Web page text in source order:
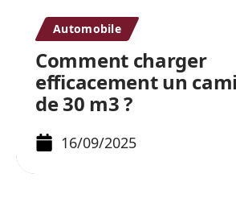
Automobile
Comment charger
efficacement un
de 30 m3 ?
16/09/2025